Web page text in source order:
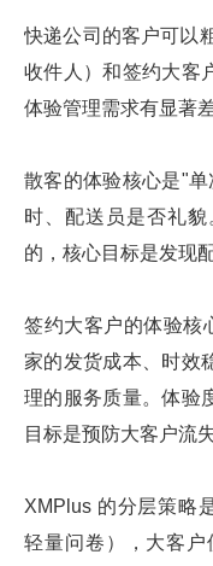
快递公司的客户可以
收件人）和签约大客
体验管理需求有显著差
散客的体验核心是"
时、配送员是否礼
的，核心目标是发现
签约大客户的体验
家的发货成本、时效
理的服务质量。体验
目标是预防大客户流失
XMPlus 的分层策略
轻量问卷），大客户